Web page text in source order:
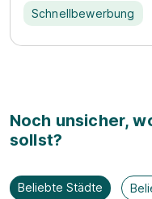
Schnellbewerbung
Noch unsicher,
sollst?
Beliebte Städte